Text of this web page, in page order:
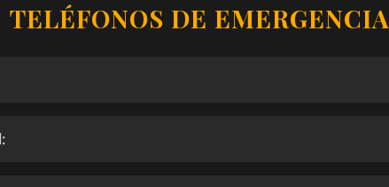
TELÉFONOS DE EMERGENCIA